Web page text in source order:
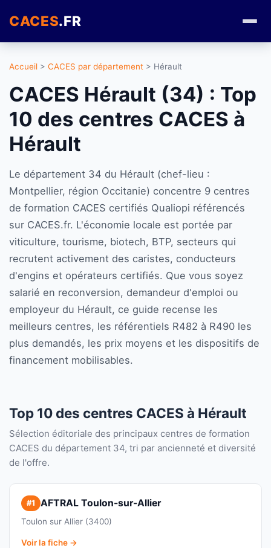
CACES.FR
Accueil > CACES par département > Hérault
CACES Hérault (34) : Top
10 des centres CACES à
Hérault
Le département 34 du Hérault (chef-lieu :
Montpellier, région Occitanie) concentre 9 centres
de formation CACES certifiés Qualiopi référencés
sur CACES.fr. L'économie locale est portée par
viticulture, tourisme, biotech, BTP, secteurs qui
recrutent activement des caristes, conducteurs
d'engins et opérateurs certifiés. Que vous soyez
salarié en reconversion, demandeur d'emploi ou
employeur du Hérault, ce guide recense les
meilleurs centres, les référentiels R482 à R490 les
plus demandés, les prix moyens et les dispositifs de
financement mobilisables.
Top 10 des centres CACES à Hérault
Sélection éditoriale des principaux centres de formation
CACES du département 34, tri par ancienneté et diversité
de l'offre.
#1 AFTRAL Toulon-sur-Allier
Toulon sur Allier (3400)
Voir la fiche →